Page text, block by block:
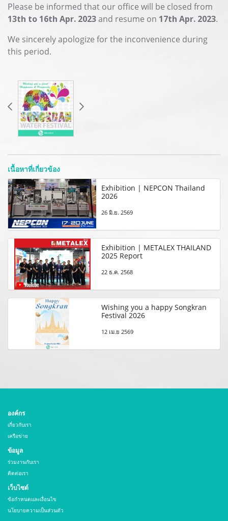
Please be informed that our office will be closed from
13th to 16th Apr. 2023and resume on 17th Apr. 2023.
We sincerely apologize for the inconvenience during
this period.
เนื้อหาที่เกี่ยวข้อง
Exhibition | NEPCON Thailand
2026
26 มิ.ย. 2569
Exhibition | METALEX THAILAND
2025 Report
22 ธ.ค. 2568
Wishing you a happy Songkran
Festival 2026
12 เม.ย 2569
องค์กร
เกี่ยวกับเรา
เครือข่าย
ข้อมูล
ร่วมงานกับเรา
ติดต่อเรา
เว็บไซต์
ข้อกำหนดและเงื่อนไข
นโยบายความเป็นส่วนตัว